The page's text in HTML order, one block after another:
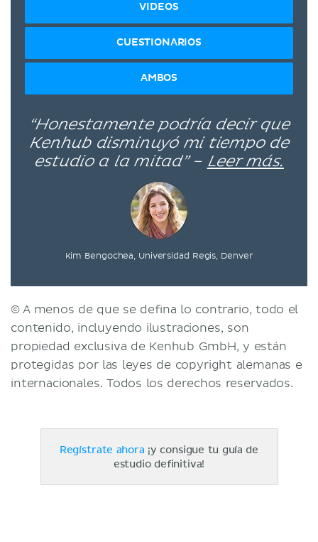
VIDEOS
CUESTIONARIOS
AMBOS
“Honestamente podría decir que
Kenhub disminuyó mi tiempo de
estudio a la mitad” – Leer más.
Kim Bengochea, Universidad Regis, Denver
© A menos de que se defina lo contrario, todo el
contenido, incluyendo ilustraciones, son
propiedad exclusiva de Kenhub GmbH, y están
protegidas por las leyes de copyright alemanas e
internacionales. Todos los derechos reservados.
Regístrate ahora ¡y consigue tu guía de
estudio definitiva!